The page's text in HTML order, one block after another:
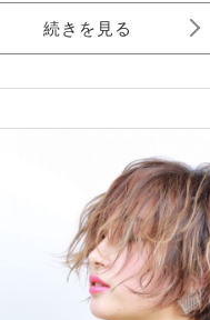
続きを見る